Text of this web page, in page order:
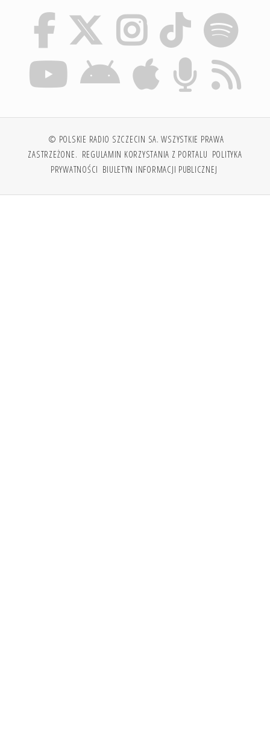
© POLSKIE RADIO SZCZECIN SA. WSZYSTKIE PRAWA
ZASTRZEŻONE. REGULAMIN KORZYSTANIA Z PORTALU POLITYKA
PRYWATNOŚCI BIULETYN INFORMACJI PUBLICZNEJ